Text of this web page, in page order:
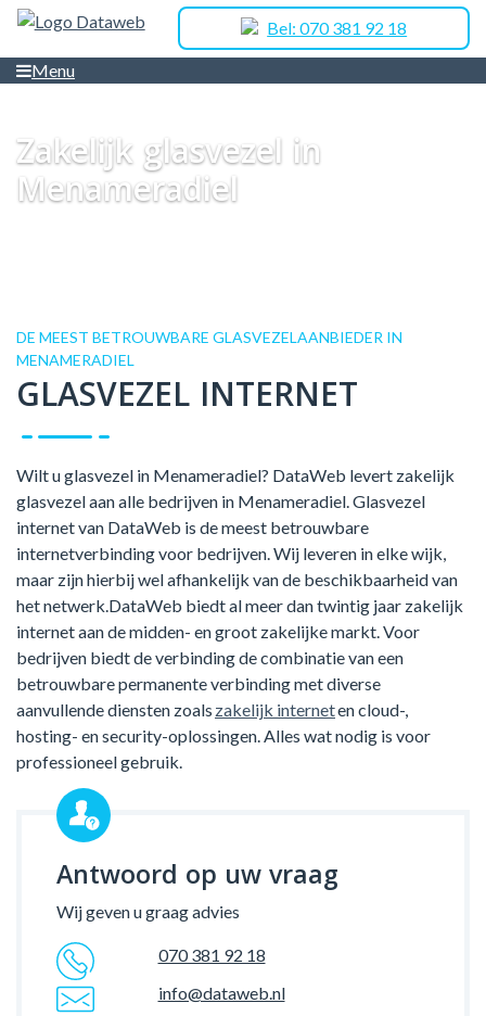
Bel: 070 381 92 18
Menu
Zakelijk glasvezel in
Menameradiel
DE MEEST BETROUWBARE GLASVEZELAANBIEDER IN
MENAMERADIEL
GLASVEZEL INTERNET
Wilt u glasvezel in Menameradiel? DataWeb levert zakelijk
glasvezel aan alle bedrijven in Menameradiel. Glasvezel
internet van DataWeb is de meest betrouwbare
internetverbinding voor bedrijven. Wij leveren in elke wijk,
maar zijn hierbij wel afhankelijk van de beschikbaarheid van
het netwerk.DataWeb biedt al meer dan twintig jaar zakelijk
internet aan de midden- en groot zakelijke markt. Voor
bedrijven biedt de verbinding de combinatie van een
betrouwbare permanente verbinding met diverse
aanvullende diensten zoals zakelijk interneten cloud-,
hosting- en security-oplossingen. Alles wat nodig is voor
professioneel gebruik.
Antwoord op uw vraag
Wij geven u graag advies
070 381 92 18
info@dataweb.nl